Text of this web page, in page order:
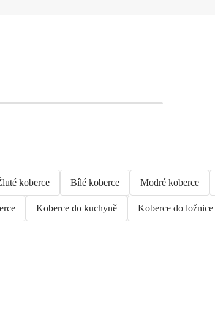
koberce Bílé koberce Modré koberce
Koberce do kuchyně Koberce do ložnice